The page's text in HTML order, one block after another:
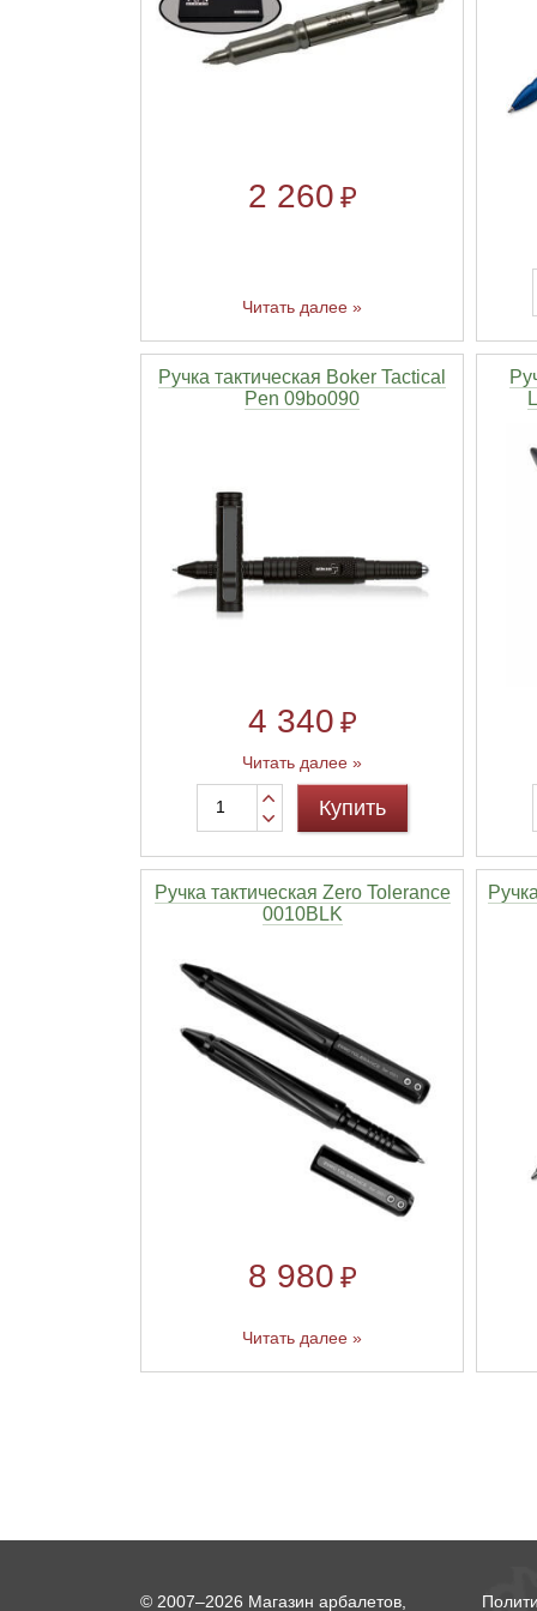
2 260 ₽
Читать далее »
Ручка тактическая Boker Tactical
Pen 09bo090
4 340 ₽
Читать далее »
Купить
Ручка тактическая Zero Tolerance
0010BLK
8 980 ₽
Читать далее »
© 2007–2026 Магазин арбалетов,